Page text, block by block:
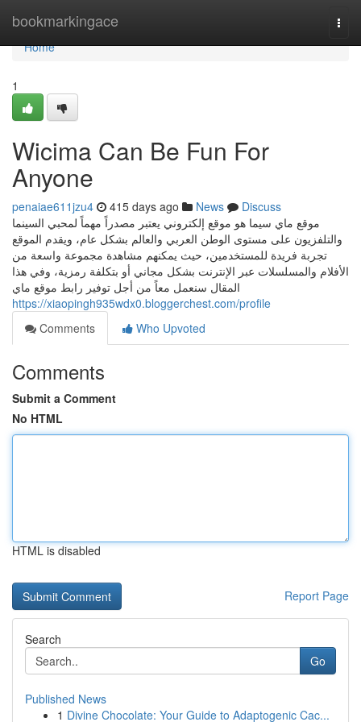
bookmarkingace
Home
Home
1
Wicima Can Be Fun For
Anyone
penaiae611jzu4 415 days ago News
Discuss
موقع ماي سيما هو موقع إلكتروني يعتبر مصدراً مهماً لمحبي السينما
والتلفزيون على مستوى الوطن العربي والعالم بشكل عام، ويقدم الموقع
تجربة فريدة للمستخدمين، حيث يمكنهم مشاهدة مجموعة واسعة من
الأفلام والمسلسلات عبر الإنترنت بشكل مجاني أو بتكلفة رمزية، وفي هذا
المقال سنعمل معاً من أجل توفير رابط موقع ماي
https://xiaopingh935wdx0.bloggerchest.com/profile
Comments
Who Upvoted
Comments
Submit a Comment
No HTML
HTML is disabled
Report Page
Search
Go
Published News
1 Divine Chocolate: Your Guide to Adaptogenic Cac...